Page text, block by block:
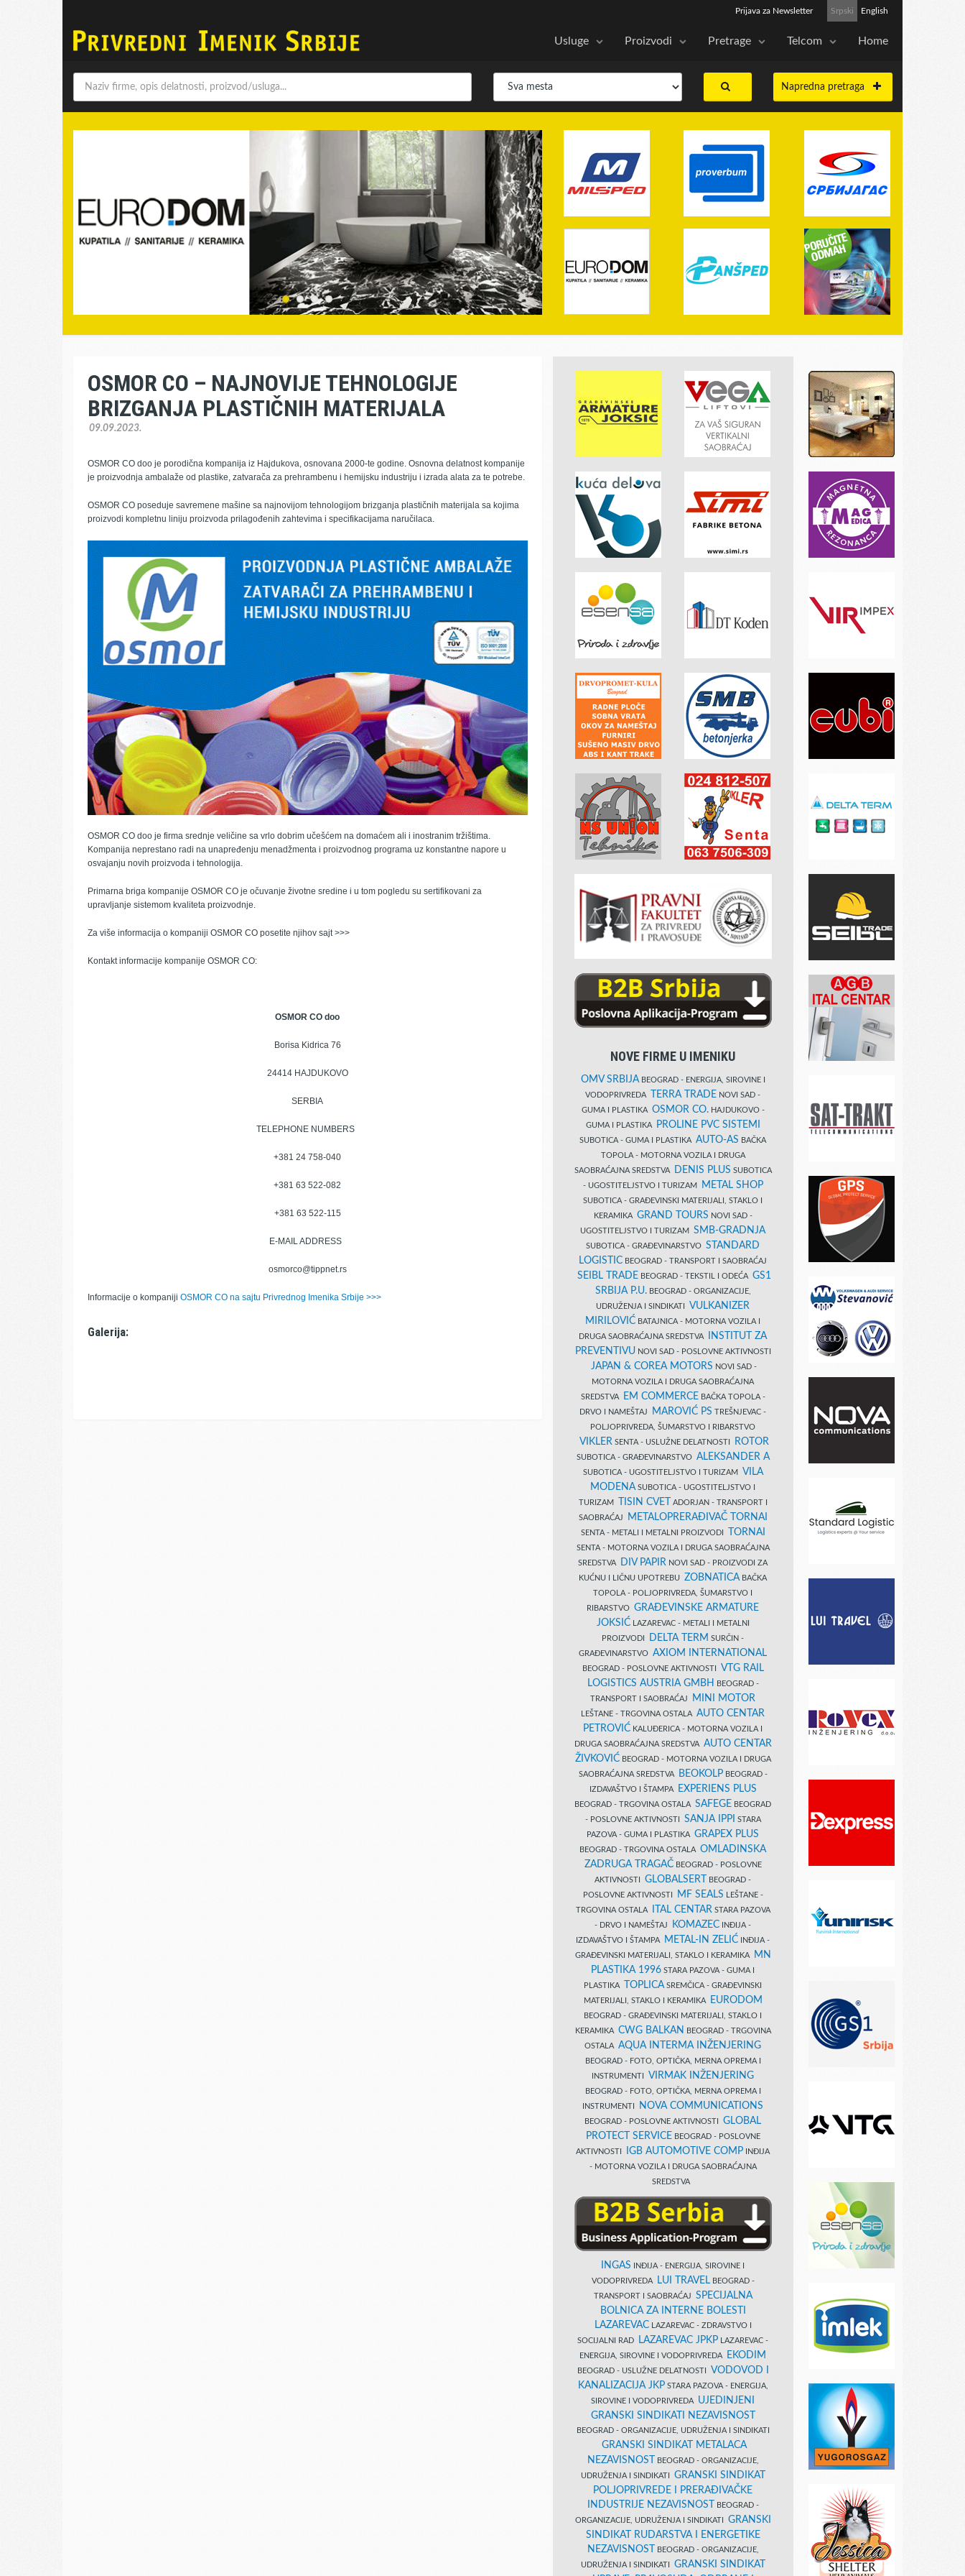
Srpski English
Prijava za Newsletter
Usluge Proizvodi Pretrage Telcom Home
Napredna pretraga
OSMOR CO – NAJNOVIJE TEHNOLOGIJE
BRIZGANJA PLASTIČNIH MATERIJALA
09.09.2023.
OSMOR CO doo je porodična kompanija iz Hajdukova, osnovana 2000-te godine. Osnovna delatnost kompanije
je proizvodnja ambalaže od plastike, zatvarača za prehrambenu i hemijsku industriju i izrada alata za te potrebe.
OSMOR CO poseduje savremene mašine sa najnovijom tehnologijom brizganja plastičnih materijala sa kojima
proizvodi kompletnu liniju proizvoda prilagođenih zahtevima i specifikacijama naručilaca.
OSMOR CO doo je firma srednje veličine sa vrlo dobrim učešćem na domaćem ali i inostranim tržištima.
Kompanija neprestano radi na unapređenju menadžmenta i proizvodnog programa uz konstantne napore u
osvajanju novih proizvoda i tehnologija.
Primarna briga kompanije OSMOR CO je očuvanje životne sredine i u tom pogledu su sertifikovani za
upravljanje sistemom kvaliteta proizvodnje.
Za više informacija o kompaniji OSMOR CO posetite njihov sajt >>>
Kontakt informacije kompanije OSMOR CO:
OSMOR CO doo
Borisa Kidrica 76
24414 HAJDUKOVO
SERBIA
TELEPHONE NUMBERS
+381 24 758-040
+381 63 522-082
+381 63 522-115
E-MAIL ADDRESS
osmorco@tippnet.rs
Informacije o kompaniji OSMOR CO na sajtu Privrednog Imenika Srbije >>>
Galerija:
NOVE FIRME U IMENIKU
OMV SRBIJABEOGRAD - ENERGIJA, SIROVINE I
VODOPRIVREDA
TERRA TRADE NOVI SAD -
GUMA I PLASTIKA OSMOR CO.HAJDUKOVO -
GUMA I PLASTIKA
PROLINE PVC SISTEMI
SUBOTICA - GUMA I PLASTIKA AUTO-AS BAČKA
TOPOLA - MOTORNA VOZILA I DRUGA
SAOBRAĆAJNA SREDSTVA
DENIS PLUS SUBOTICA
- UGOSTITELJSTVO I TURIZAM
METAL SHOP
SUBOTICA - GRAĐEVINSKI MATERIJALI, STAKLO I
KERAMIKA GRAND TOURS NOVI SAD -
UGOSTITELJSTVO I TURIZAM SMB-GRADNJA
SUBOTICA - GRAĐEVINARSTVO STANDARD
LOGISTIC BEOGRAD - TRANSPORT I SAOBRAĆAJ
SEIBL TRADE BEOGRAD - TEKSTIL I ODEĆA GS1
SRBIJA P.U.BEOGRAD - ORGANIZACIJE,
UDRUŽENJA I SINDIKATI VULKANIZER
MIRILOVIĆ BATAJNICA - MOTORNA VOZILA I
DRUGA SAOBRAĆAJNA SREDSTVA
INSTITUT ZA
PREVENTIVUNOVI SAD - POSLOVNE AKTIVNOSTI
JAPAN & COREA MOTORS NOVI SAD -
MOTORNA VOZILA I DRUGA SAOBRAĆAJNA
SREDSTVA
EM COMMERCE BAČKA TOPOLA -
DRVO I NAMEŠTAJ
MAROVIĆ PS TREŠNJEVAC -
POLJOPRIVREDA, ŠUMARSTVO I RIBARSTVO
VIKLER SENTA - USLUŽNE DELATNOSTI ROTOR
SUBOTICA - GRAĐEVINARSTVO ALEKSANDER A
SUBOTICA - UGOSTITELJSTVO I TURIZAM VILA
MODENA SUBOTICA - UGOSTITELJSTVO I
TURIZAM
TISIN CVET
ADORJAN - TRANSPORT I
SAOBRAĆAJ
METALOPRERAĐIVAČ TORNAI
SENTA - METALI I METALNI PROIZVODI TORNAI
SENTA - MOTORNA VOZILA I DRUGA SAOBRAĆAJNA
SREDSTVA
DIV PAPIR NOVI SAD - PROIZVODI ZA
KUĆNU I LIČNU UPOTREBU ZOBNATICA BAČKA
TOPOLA - POLJOPRIVREDA, ŠUMARSTVO I
RIBARSTVO GRAĐEVINSKE ARMATURE
JOKSIĆLAZAREVAC - METALI I METALNI
PROIZVODI
DELTA TERM SURČIN -
GRAĐEVINARSTVO AXIOM INTERNATIONAL
BEOGRAD - POSLOVNE AKTIVNOSTI VTG RAIL
LOGISTICS AUSTRIA GMBH
BEOGRAD -
TRANSPORT I SAOBRAĆAJ
MINI MOTOR
LEŠTANE - TRGOVINA OSTALA AUTO CENTAR
PETROVIĆ KALUĐERICA - MOTORNA VOZILA I
DRUGA SAOBRAĆAJNA SREDSTVA AUTO CENTAR
ŽIVKOVIĆBEOGRAD - MOTORNA VOZILA I DRUGA
SAOBRAĆAJNA SREDSTVA
BEOKOLPBEOGRAD -
IZDAVAŠTVO I ŠTAMPA
EXPERIENS PLUS
BEOGRAD - TRGOVINA OSTALA SAFEGE BEOGRAD
- POSLOVNE AKTIVNOSTI SANJA IPPI
STARA
PAZOVA - GUMA I PLASTIKA GRAPEX PLUS
BEOGRAD - TRGOVINA OSTALA OMLADINSKA
ZADRUGA TRAGAČBEOGRAD - POSLOVNE
AKTIVNOSTI GLOBALSERT
BEOGRAD -
POSLOVNE AKTIVNOSTI
MF SEALS LEŠTANE -
TRGOVINA OSTALA
ITAL CENTAR STARA PAZOVA
- DRVO I NAMEŠTAJ
KOMAZEC INĐIJA -
IZDAVAŠTVO I ŠTAMPA
METAL-IN ZELIĆ INĐIJA -
GRAĐEVINSKI MATERIJALI, STAKLO I KERAMIKA
MN
PLASTIKA 1996 STARA PAZOVA - GUMA I
PLASTIKA
TOPLICA SREMČICA - GRAĐEVINSKI
MATERIJALI, STAKLO I KERAMIKA
EURODOM
BEOGRAD - GRAĐEVINSKI MATERIJALI, STAKLO I
KERAMIKA CWG BALKAN
BEOGRAD - TRGOVINA
OSTALA AQUA INTERMA INŽENJERING
BEOGRAD - FOTO, OPTIČKA, MERNA OPREMA I
INSTRUMENTI VIRMAK INŽENJERING
BEOGRAD - FOTO, OPTIČKA, MERNA OPREMA I
INSTRUMENTI
NOVA COMMUNICATIONS
BEOGRAD - POSLOVNE AKTIVNOSTI GLOBAL
PROTECT SERVICE BEOGRAD - POSLOVNE
AKTIVNOSTI
IGB AUTOMOTIVE COMP INĐIJA
- MOTORNA VOZILA I DRUGA SAOBRAĆAJNA
SREDSTVA
INGAS INĐIJA - ENERGIJA, SIROVINE I
VODOPRIVREDA
LUI TRAVELBEOGRAD -
TRANSPORT I SAOBRAĆAJ SPECIJALNA
BOLNICA ZA INTERNE BOLESTI
LAZAREVACLAZAREVAC - ZDRAVSTVO I
SOCIJALNI RAD
LAZAREVAC JPKP LAZAREVAC -
ENERGIJA, SIROVINE I VODOPRIVREDA
EKODIM
BEOGRAD - USLUŽNE DELATNOSTI VODOVOD I
KANALIZACIJA JKPSTARA PAZOVA - ENERGIJA,
SIROVINE I VODOPRIVREDA UJEDINJENI
GRANSKI SINDIKATI NEZAVISNOST
BEOGRAD - ORGANIZACIJE, UDRUŽENJA I SINDIKATI
GRANSKI SINDIKAT METALACA
NEZAVISNOST
BEOGRAD - ORGANIZACIJE,
UDRUŽENJA I SINDIKATI GRANSKI SINDIKAT
POLJOPRIVREDE I PRERAĐIVAČKE
INDUSTRIJE NEZAVISNOST
BEOGRAD -
ORGANIZACIJE, UDRUŽENJA I SINDIKATI GRANSKI
SINDIKAT RUDARSTVA I ENERGETIKE
NEZAVISNOST
BEOGRAD - ORGANIZACIJE,
UDRUŽENJA I SINDIKATI GRANSKI SINDIKAT